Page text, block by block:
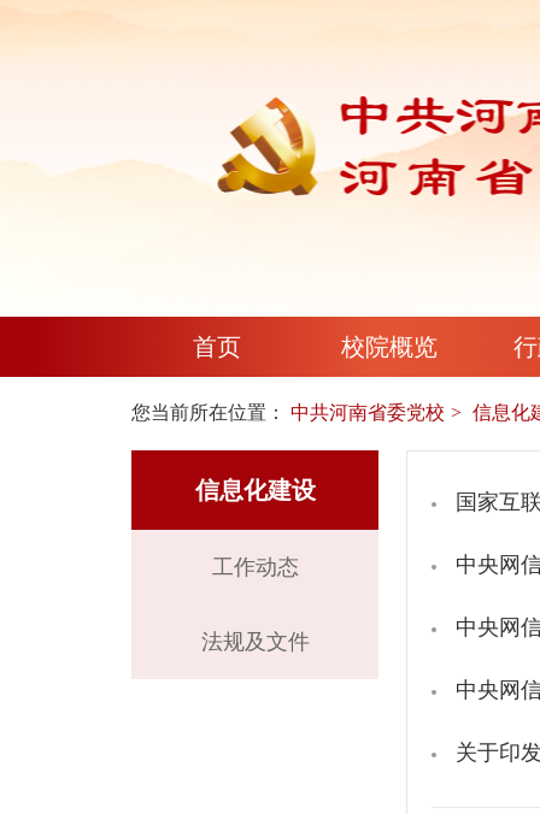
首页 校院概览
您当前所在位置： 中共河南省委党校 信息化
信息化建设
工作动态
法规及文件
国家互
中央网
中央网
中央网
关于印